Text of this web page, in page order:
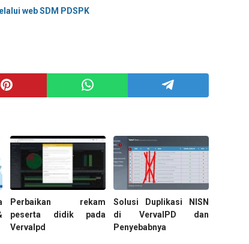
web SDM PDSPK
Perbaikan rekam
peserta didik pada
Vervalpd
Solusi Duplikasi NISN
di VervalPD dan
Penyebabnya